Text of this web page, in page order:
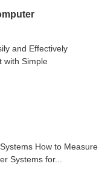
and Effectively
with Simple
How to Measure
Systems for...